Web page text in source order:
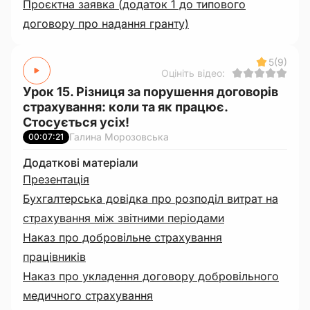
Проєктна заявка (додаток 1 до типового
договору про надання гранту)
5(9)
Оцініть відео:
Урок 15. Різниця за порушення договорів
страхування: коли та як працює.
Стосується усіх!
00:07:21 Галина Морозовська
Додаткові матеріали
Презентація
Бухгалтерська довідка про розподіл витрат на
страхування між звітними періодами
Наказ про добровільне страхування
працівників
Наказ про укладення договору добровільного
медичного страхування